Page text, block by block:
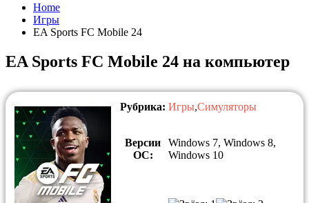
Home
Игры
EA Sports FC Mobile 24
EA Sports FC Mobile 24 на компьютер
Рубрика: Игры,Симуляторы
Версии
ОС:
Windows 7, Windows 8,
Windows 10